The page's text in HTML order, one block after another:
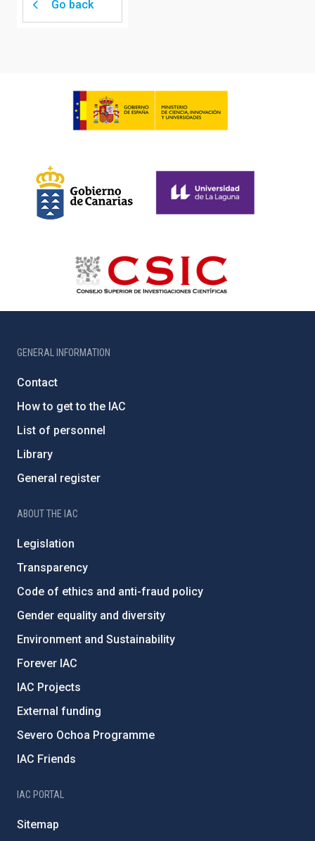
Go back
GENERAL INFORMATION
Contact
How to get to the IAC
List of personnel
Library
General register
ABOUT THE IAC
Legislation
Transparency
Code of ethics and anti-fraud policy
Gender equality and diversity
Environment and Sustainability
Forever IAC
IAC Projects
External funding
Severo Ochoa Programme
IAC Friends
IAC PORTAL
Sitemap